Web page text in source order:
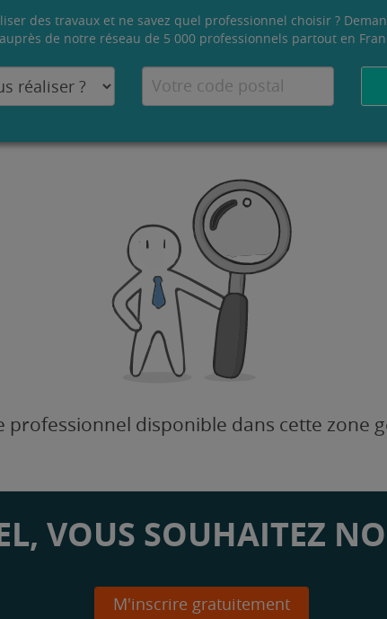
des travaux et ne savez quel professionnel choisir ?
auprès de notre réseau de 5 000 professionnels partout en
professionnel disponible dans cette zone
VOUS SOUHAITEZ
M'inscrire gratuitement